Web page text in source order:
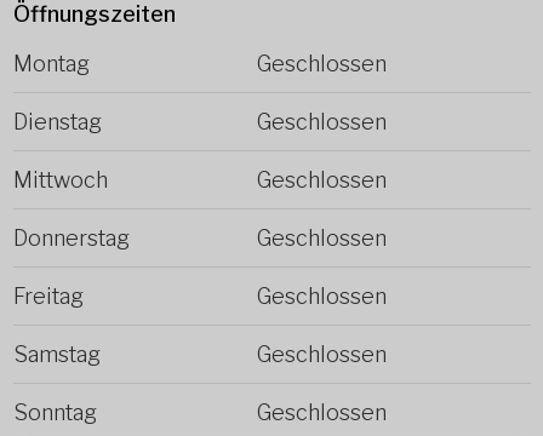
Öffnungszeiten
Montag
Geschlossen
Dienstag Geschlossen
Mittwoch Geschlossen
Donnerstag Geschlossen
Freitag Geschlossen
Samstag Geschlossen
Sonntag Geschlossen